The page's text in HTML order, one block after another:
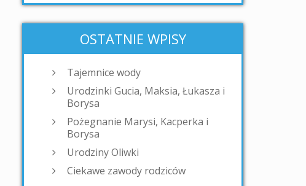
OSTATNIE WPISY
Tajemnice wody
Urodzinki Gucia, Maksia, Łukasza i
Borysa
Pożegnanie Marysi, Kacperka i
Borysa
Urodziny Oliwki
Ciekawe zawody rodziców